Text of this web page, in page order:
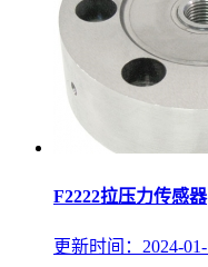
F2222拉压力传感器
更新时间：2024-